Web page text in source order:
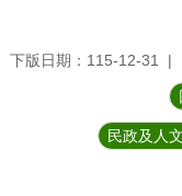
下版日期：115-12-31
民政及人